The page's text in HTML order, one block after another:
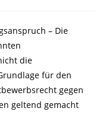
– Die
die
für den
gegen
geltend gemacht